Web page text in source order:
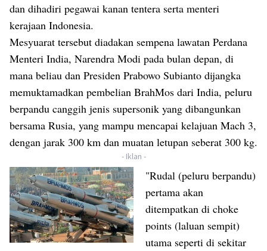
dan dihadiri pegawai kanan tentera serta menteri
kerajaan Indonesia.
Mesyuarat tersebut diadakan sempena lawatan Perdana
Menteri India, Narendra Modi pada bulan depan, di
mana beliau dan Presiden Prabowo Subianto dijangka
memuktamadkan pembelian BrahMos dari India, peluru
berpandu canggih jenis supersonik yang dibangunkan
bersama Rusia, yang mampu mencapai kelajuan Mach 3,
dengan jarak 300 km dan muatan letupan seberat 300 kg.
- Iklan -
"Rudal (peluru berpandu)
pertama akan
ditempatkan di choke
points (laluan sempit)
utama seperti di sekitar